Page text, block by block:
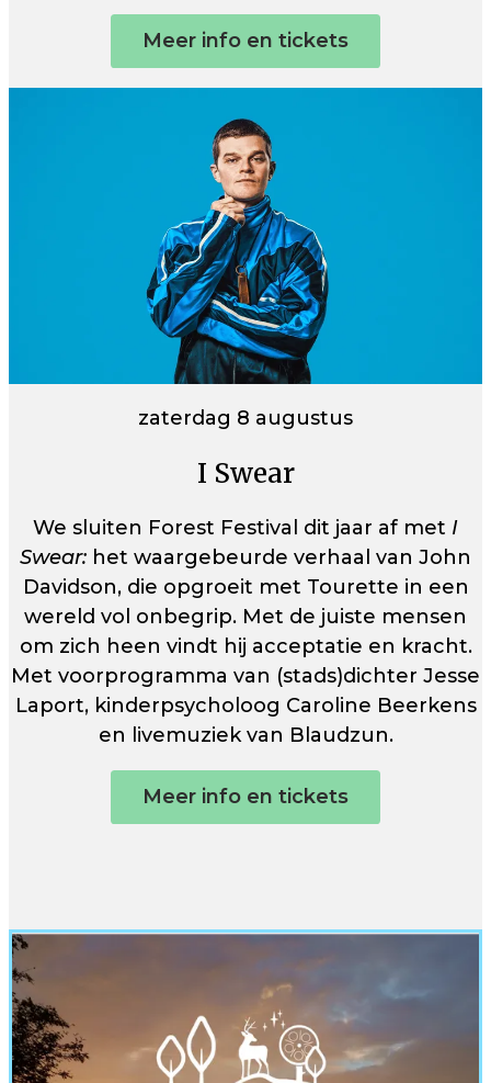
Meer info en tickets
zaterdag 8 augustus
I Swear
We sluiten Forest Festival dit jaar af met I
Swear: het waargebeurde verhaal van John
Davidson, die opgroeit met Tourette in een
wereld vol onbegrip. Met de juiste mensen
om zich heen vindt hij acceptatie en kracht.⁠
Met voorprogramma van (stads)dichter Jesse
Laport, kinderpsycholoog Caroline Beerkens
en livemuziek van Blaudzun.
Meer info en tickets